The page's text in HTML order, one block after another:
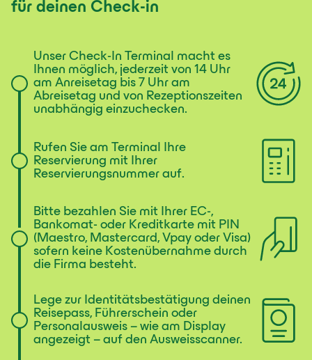
für deinen Check-in
Unser Check-In Terminal macht es
Ihnen möglich, jederzeit von 14 Uhr
am Anreisetag bis 7 Uhr am
Abreisetag und von Rezeptionszeiten
unabhängig einzuchecken.
Rufen Sie am Terminal Ihre
Reservierung mit Ihrer
Reservierungsnummer auf.
Bitte bezahlen Sie mit Ihrer EC-,
Bankomat- oder Kreditkarte mit PIN
(Maestro, Mastercard, Vpay oder Visa)
sofern keine Kostenübernahme durch
die Firma besteht.
Lege zur Identitätsbestätigung deinen
Reisepass, Führerschein oder
Personalausweis – wie am Display
angezeigt – auf den Ausweisscanner.